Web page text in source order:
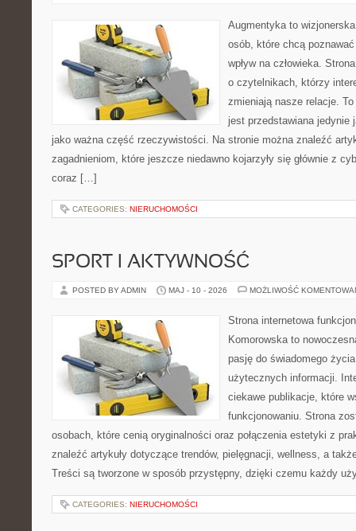
Augmentyka to
osób, które chcą
wpływ na człowieka.
o czytelnikach, którzy
zmieniają nasze relacje.
jest przedstawiana jedynie
jako ważna część rzeczywistości. Na stronie można znaleźć
zagadnieniom, które jeszcze niedawno kojarzyły się głównie z
coraz […]
CATEGORIES: NIERUCHOMOŚCI
SPORT I AKTYWNOŚĆ
POSTED BY ADMIN MAJ - 10 - 2026 MOŻLIWOŚĆ
Strona internetowa
Komorowska to
pasję do świadomego
użytecznych informacji.
ciekawe publikacje, które
funkcjonowaniu. Strona
osobach, które cenią oryginalności oraz połączenia estetyki z
znaleźć artykuły dotyczące trendów, pielęgnacji, wellness, a
Treści są tworzone w sposób przystępny, dzięki czemu każdy
CATEGORIES: NIERUCHOMOŚCI